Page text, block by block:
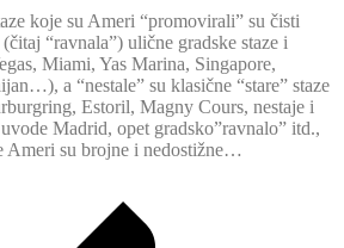
koje su Ameri “promovirali” su čisti
“ravnala”) ulične gradske staze i
Miami, Yas Marina, Singapore,
a “nestale” su klasične “stare” staze
Estoril, Magny Cours, nestaje i
Madrid, opet gradsko”ravnalo” itd.,
Ameri su brojne i nedostižne…